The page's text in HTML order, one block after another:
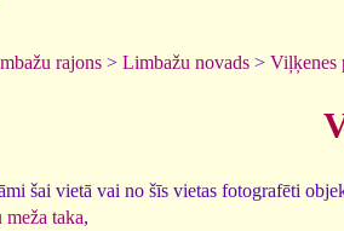
rajons > Limbažu novads > Viļķenes
šai vietā vai no šīs vietas fotografēti
taka,